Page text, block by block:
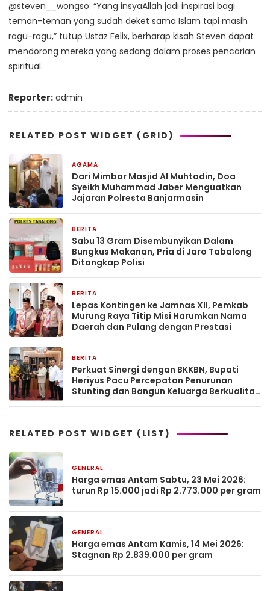
@steven__wongso. “Yang insyaAllah jadi inspirasi bagi
teman-teman yang sudah deket sama Islam tapi masih
ragu-ragu,” tutup Ustaz Felix, berharap kisah Steven dapat
mendorong mereka yang sedang dalam proses pencarian
spiritual.
Reporter: admin
RELATED POST WIDGET (GRID)
AGAMA
Dari Mimbar Masjid Al Muhtadin, Doa
Syeikh Muhammad Jaber Menguatkan
Jajaran Polresta Banjarmasin
BERITA
Sabu 13 Gram Disembunyikan Dalam
Bungkus Makanan, Pria di Jaro Tabalong
Ditangkap Polisi
BERITA
Lepas Kontingen ke Jamnas XII, Pemkab
Murung Raya Titip Misi Harumkan Nama
Daerah dan Pulang dengan Prestasi
BERITA
Perkuat Sinergi dengan BKKBN, Bupati
Heriyus Pacu Percepatan Penurunan
Stunting dan Bangun Keluarga Berkualitas
RELATED POST WIDGET (LIST)
GENERAL
Harga emas Antam Sabtu, 23 Mei 2026:
turun Rp 15.000 jadi Rp 2.773.000 per gram
GENERAL
Harga emas Antam Kamis, 14 Mei 2026:
Stagnan Rp 2.839.000 per gram